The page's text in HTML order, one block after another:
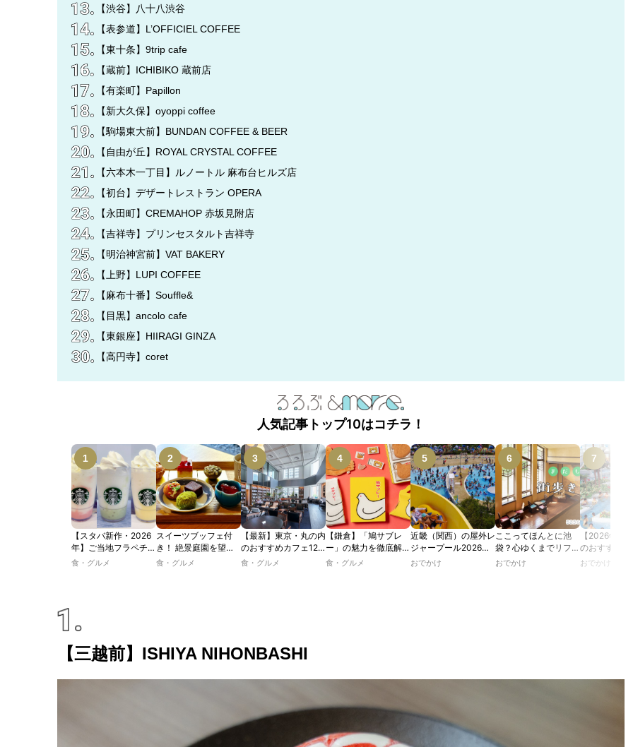
【渋谷】八十八渋谷
【表参道】L’OFFICIEL COFFEE
【東十条】9trip cafe
【蔵前】ICHIBIKO 蔵前店
【有楽町】Papillon
【新大久保】oyoppi coffee
【駒場東大前】BUNDAN COFFEE & BEER
【自由が丘】ROYAL CRYSTAL COFFEE
【六本木一丁目】ルノートル 麻布台ヒルズ店
【初台】デザートレストラン OPERA
【永田町】CREMAHOP 赤坂見附店
【吉祥寺】プリンセスタルト吉祥寺
【明治神宮前】VAT BAKERY
【上野】LUPI COFFEE
【麻布十番】Souffle&
【目黒】ancolo cafe
【東銀座】HIIRAGI GINZA
【高円寺】coret
人気記事トップ10はコチラ！
【スタバ新作・2026
年】ご当地フラペチー
ノが新登場！ 地域と
動。6種類を飲んで実
食レポート
食・グルメ
スイーツブッフェ付
き！ 絶景庭園を望む
ホテルレストランで味
食・グルメ
【最新】東京・丸の内
のおすすめカフェ12
選｜ひとりでゆったり
食・グルメ
【鎌倉】「鳩サブレ
ー」の魅力を徹底解
説！ 定番商品から限
食・グルメ
近畿（関西）の屋外レ
ジャープール2026！
ウォータースライダー
おでかけ
ここってほんとに池
袋？心ゆくまでリフレ
ッシュできる池袋・街
おでかけ
【2026年最
のおすすめの
ル人気10選
おでかけ
【三越前】ISHIYA NIHONBASHI